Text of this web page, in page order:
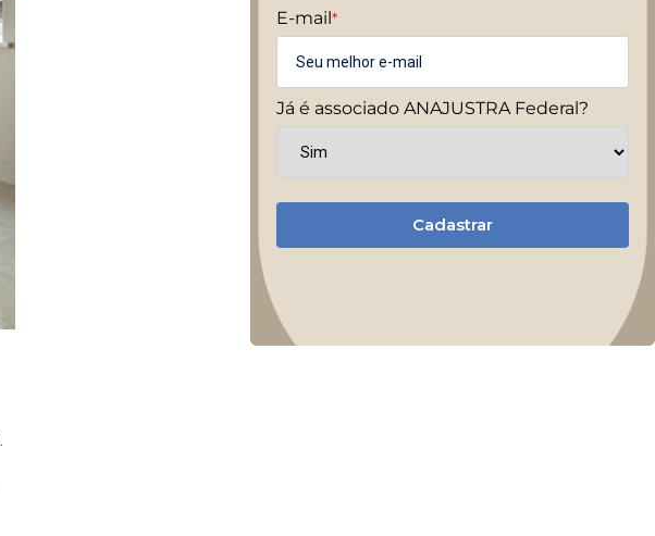
E-mail *
Já é associado ANAJUSTRA Federal?
Cadastrar